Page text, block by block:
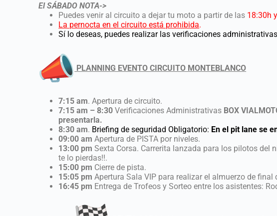
El SÁBADO NOTA->
Puedes venir al circuito a dejar tu moto a partir de las 18:30h
La pernocta en el circuito está prohibida.
Sí lo deseas, puedes realizar las verificaciones
PLANNING EVENTO CIRCUITO MONTEBLANCO
7:15 am. Apertura de circuito.
7:15 am – 8:30 Verificaciones Administrativas BOX
presentarla.
8:30 am. Briefing de seguridad Obligatorio: En el pit lane se
09:00 am Apertura de PISTA por niveles.
13:00 pmSexta Corsa. Carrerita lanzada para los pilotos del
te lo pierdas!!.
15:00 pm Cierre de pista.
15:05 pm Apertura Sala VIP para realizar el almuerzo de final
16:45 pm Entrega de Trofeos y Sorteo entre los asistentes: